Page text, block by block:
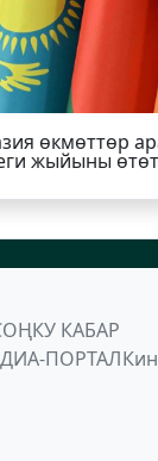
өкмөттөр
жыйыны өтөт
КАБАР
ПОРТАЛ